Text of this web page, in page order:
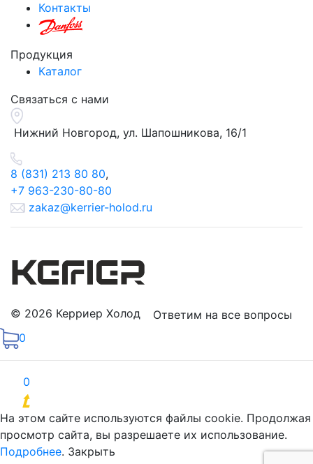
Контакты
Продукция
Каталог
Связаться с нами
Нижний Новгород, ул. Шапошникова, 16/1
8 (831) 213 80 80,
+7 963-230-80-80
zakaz@kerrier-holod.ru
© 2026 Керриер Холод
Ответим на все вопросы
0
0
На этом сайте используются файлы cookie. Продолжая
просмотр сайта, вы разрешаете их использование.
Подробнее. Закрыть